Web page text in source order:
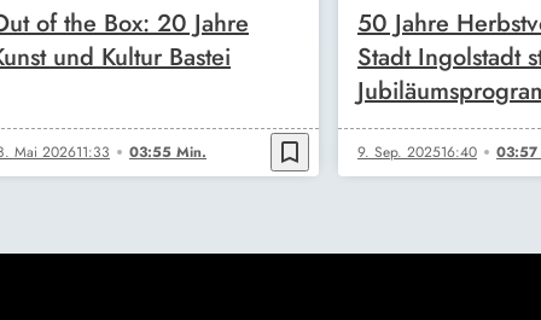
of the Box: 20 Jahre
und Kultur Bastei
Mai 202611:33 03:55 Min. bookmark_border
50 Jahre
Stadt Ingolstadt
9. Sep. 202516:40 03:57